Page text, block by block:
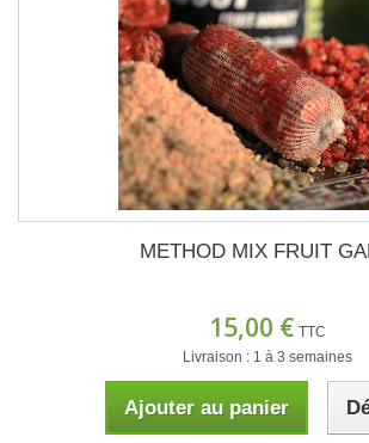
METHOD MIX FRUIT
15,00 € TTC
Livraison : 1 à 3 semaines
Ajouter au panier